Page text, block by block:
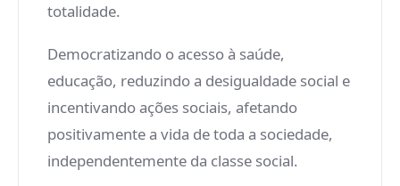
totalidade.
Democratizando o acesso à saúde,
educação, reduzindo a desigualdade social e
incentivando ações sociais, afetando
positivamente a vida de toda a sociedade,
independentemente da classe social.